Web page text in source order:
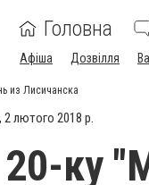
Головна
Афіша Дозвілля
из Лисичанска
2 лютого 2018 р.
ку